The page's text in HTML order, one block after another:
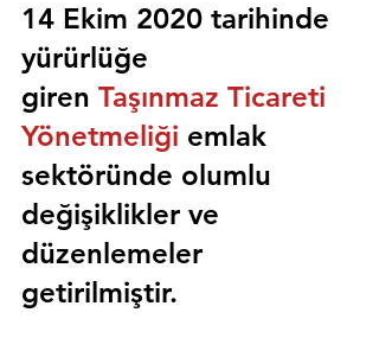
14 Ekim 2020 tarihinde
yürürlüğe
giren Taşınmaz Ticareti
Yönetmeliği emlak
sektöründe olumlu
değişiklikler ve
düzenlemeler
getirilmiştir.